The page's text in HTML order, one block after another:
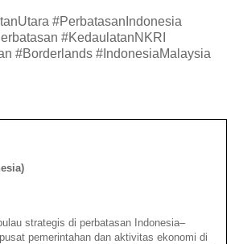
#PerbatasanIndonesia
#KedaulatanNKRI
#Borderlands #IndonesiaMalaysia
strategis di perbatasan Indonesia–
pemerintahan dan aktivitas ekonomi di